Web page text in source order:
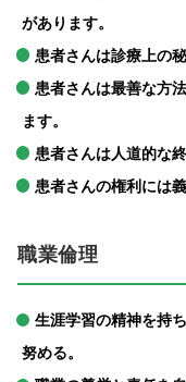
があります。
患者さんは診療上の
患者さんは最善な方
ます。
患者さんは人道的な
患者さんの権利には
職業倫理
生涯学習の精神を持
努める。